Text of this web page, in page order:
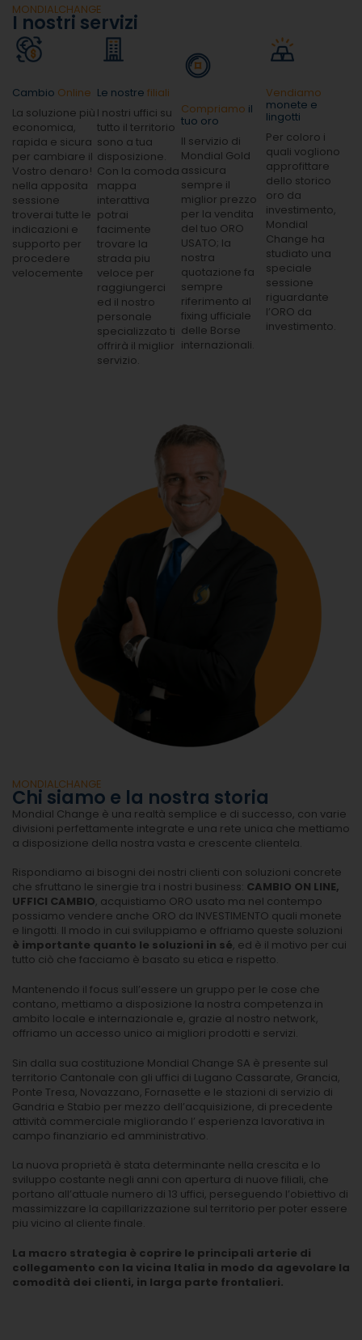
MONDIALCHANGE
I nostri servizi
Cambio Online
La soluzione più
economica,
rapida e sicura
per cambiare il
Vostro denaro!
nella apposita
sessione
troverai tutte le
indicazioni e
supporto per
procedere
velocemente
Le nostre filiali
I nostri uffici su
tutto il territorio
sono a tua
disposizione.
Con la comoda
mappa
interattiva
potrai
facimente
trovare la
strada piu
veloce per
raggiungerci
ed il nostro
personale
specializzato ti
offrirà il miglior
servizio.
Compriamo il
tuo oro
Il servizio di
Mondial Gold
assicura
sempre il
miglior prezzo
per la vendita
del tuo ORO
USATO; la
nostra
quotazione fa
sempre
riferimento al
fixing ufficiale
delle Borse
internazionali.
Vendiamo
monete e
lingotti
Per coloro i
quali vogliono
approfittare
dello storico
oro da
investimento,
Mondial
Change ha
studiato una
speciale
sessione
riguardante
l’ORO da
investimento.
MONDIALCHANGE
Chi siamo e la nostra storia
Mondial Change è una realtà semplice e di successo, con varie
divisioni perfettamente integrate e una rete unica che mettiamo
a disposizione della nostra vasta e crescente clientela.
Rispondiamo ai bisogni dei nostri clienti con soluzioni concrete
che sfruttano le sinergie tra i nostri business: CAMBIO ON LINE,
UFFICI CAMBIO, acquistiamo ORO usato ma nel contempo
possiamo vendere anche ORO da INVESTIMENTO quali monete
e lingotti. Il modo in cui sviluppiamo e offriamo queste soluzioni
è importante quanto le soluzioni in sé, ed è il motivo per cui
tutto ciò che facciamo è basato su etica e rispetto.
Mantenendo il focus sull’essere un gruppo per le cose che
contano, mettiamo a disposizione la nostra competenza in
ambito locale e internazionale e, grazie al nostro network,
offriamo un accesso unico ai migliori prodotti e servizi.
Sin dalla sua costituzione Mondial Change SA è presente sul
territorio Cantonale con gli uffici di Lugano Cassarate, Grancia,
Ponte Tresa, Novazzano, Fornasette e le stazioni di servizio di
Gandria e Stabio per mezzo dell’acquisizione, di precedente
attività commerciale migliorando l’ esperienza lavorativa in
campo finanziario ed amministrativo.
La nuova proprietà è stata determinante nella crescita e lo
sviluppo costante negli anni con apertura di nuove filiali, che
portano all’attuale numero di 13 uffici, perseguendo l’obiettivo di
massimizzare la capillarizzazione sul territorio per poter essere
piu vicino al cliente finale.
La macro strategia è coprire le principali arterie di
collegamento con la vicina Italia in modo da agevolare la
comodità dei clienti, in larga parte frontalieri.